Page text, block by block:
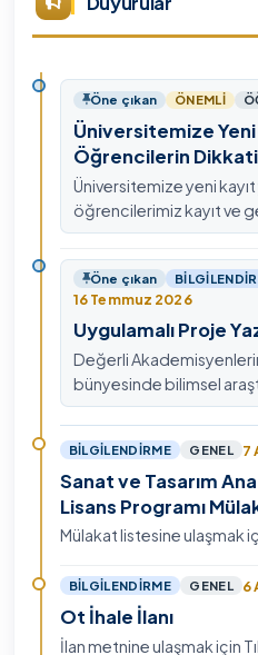
Öne çıkan ÖNEMLI
Üniversitemize Yeni
Öğrencilerin
Üniversitemize yeni
öğrencilerimiz kayıt ve
211 75 75 Dahili: 1913
ulaşabilirsiniz.
Öne çıkan
16 Temmuz 2026
Uygulamalı Proje
Değerli
bünyesinde bilimsel
kültürünü güçlendirmek,
mekanizmala…
BILGILENDIRME GENEL 7
Sanat ve Tasarım
Lisans Programı
Mülakat listesine ulaşmak
BILGILENDIRME GENEL 6
Ot İhale İlanı
İlan metnine ulaşmak için